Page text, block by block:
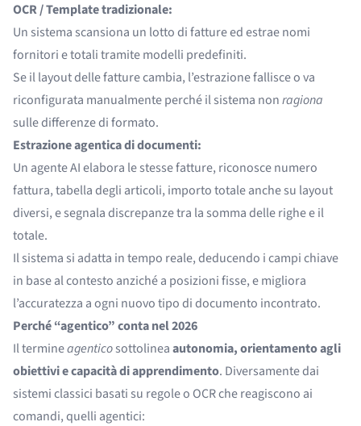
OCR / Template tradizionale:
Un sistema scansiona un lotto di fatture ed estrae nomi
fornitori e totali tramite modelli predefiniti.
Se il layout delle fatture cambia, l’estrazione fallisce o va
riconfigurata manualmente perché il sistema nonragiona
sulle differenze di formato.
Estrazione agentica di documenti:
Un agente AI elabora le stesse fatture, riconosce numero
fattura, tabella degli articoli, importo totale anche su layout
diversi, e segnala discrepanze tra la somma delle righe e il
totale.
Il sistema si adatta in tempo reale, deducendo i campi chiave
in base al contesto anziché a posizioni fisse, e migliora
l’accuratezza a ogni nuovo tipo di documento incontrato.
Perché “agentico” conta nel 2026
Il termineagenticosottolineaautonomia, orientamento agli
obiettivi e capacità di apprendimento. Diversamente dai
sistemi classici basati su regole o OCR che reagiscono ai
comandi, quelli agentici: